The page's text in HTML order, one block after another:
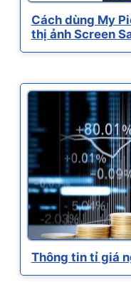
Cách dùng My
thị ảnh Screen
Thông tin tỉ giá